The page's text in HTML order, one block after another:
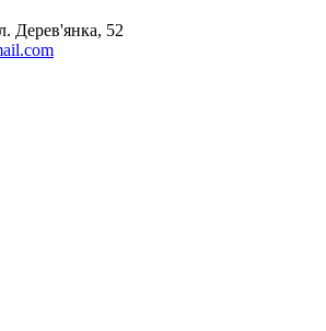
Дерев'янка, 52